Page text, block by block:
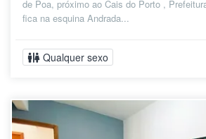
de Poa, próximo ao Cais do Porto ,
fica na esquina Andrada...
Qualquer sexo